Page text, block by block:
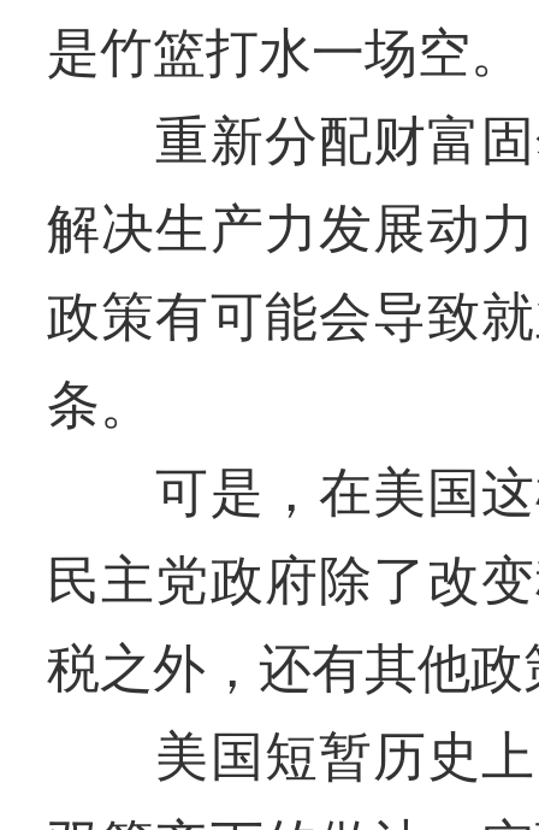
是竹篮打水一场空。
重新分配财富固
解决生产力发展动
政策有可能会导致
条。
可是，在美国这
民主党政府除了改
税之外，还有其他
美国短暂历史上